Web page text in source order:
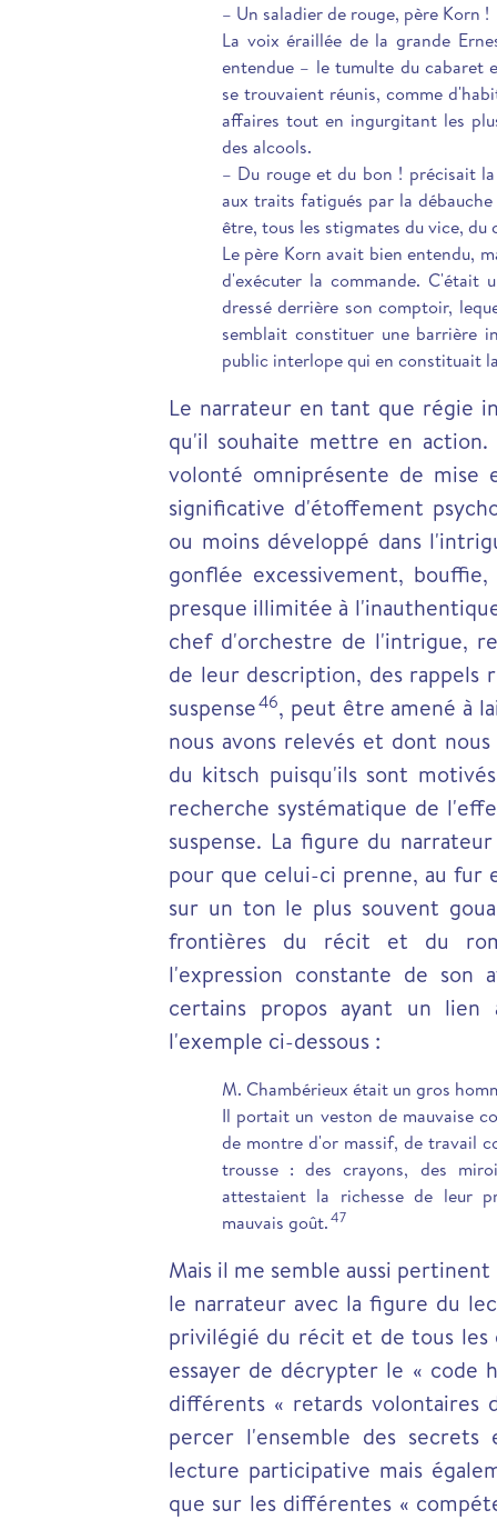
– Un saladier de rouge, père Korn !
La voix éraillée de la grande
entendue – le tumulte du cabaret
se trouvaient réunis, comme
affaires tout en ingurgitant les
des alcools.
– Du rouge et du bon ! précisait
aux traits fatigués par la
être, tous les stigmates du vice, du
Le père Korn avait bien entendu,
d'exécuter la commande. C'était
dressé derrière son comptoir,
semblait constituer une barrière
public interlope qui en constituait
Le narrateur en tant que régie
qu'il souhaite mettre en
volonté omniprésente de mise
significative d'étoffement
ou moins développé dans
gonflée excessivement,
presque illimitée à
chef d'orchestre de l'intrigue,
de leur description, des rappels
suspense46, peut être amené à
nous avons relevés et dont
du kitsch puisqu'ils sont
recherche systématique de
suspense. La figure du
pour que celui-ci prenne, au fur
sur un ton le plus souvent
frontières du récit et du
l'expression constante de son
certains propos ayant un
l'exemple ci-dessous :
M. Chambérieux était un gros
Il portait un veston de mauvaise
de montre d'or massif, de travail
trousse : des crayons, des
attestaient la richesse de leur
mauvais goût.47
Mais il me semble aussi
le narrateur avec la figure du
privilégié du récit et de tous les
essayer de décrypter le « code
différents « retards volontaires
percer l'ensemble des
lecture participative mais
que sur les différentes «